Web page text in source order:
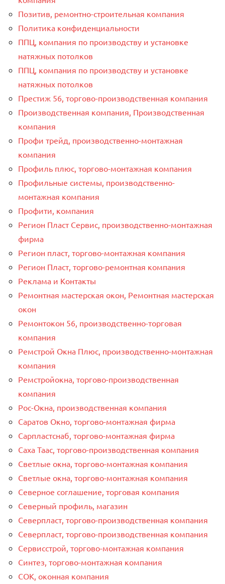
Позитив, ремонтно-строительная компания
Политика конфиденциальности
ППЦ, компания по производству и установке
натяжных потолков
ППЦ, компания по производству и установке
натяжных потолков
Престиж 56, торгово-производственная компания
Производственная компания, Производственная
компания
Профи трейд, производственно-монтажная
компания
Профиль плюс, торгово-монтажная компания
Профильные системы, производственно-
монтажная компания
Профити, компания
Регион Пласт Сервис, производственно-монтажная
фирма
Регион пласт, торгово-монтажная компания
Регион Пласт, торгово-ремонтная компания
Реклама и Контакты
Ремонтная мастерская окон, Ремонтная мастерская
окон
Ремонтокон 56, производственно-торговая
компания
Ремстрой Окна Плюс, производственно-монтажная
компания
Ремстройокна, торгово-производственная
компания
Рос-Окна, производственная компания
Саратов Окно, торгово-монтажная фирма
Сарпластснаб, торгово-монтажная фирма
Саха Таас, торгово-производственная компания
Светлые окна, торгово-монтажная компания
Светлые окна, торгово-монтажная компания
Северное соглашение, торговая компания
Северный профиль, магазин
Северпласт, торгово-производственная компания
Северпласт, торгово-производственная компания
Сервисстрой, торгово-монтажная компания
Синтез, торгово-монтажная компания
СОК, оконная компания